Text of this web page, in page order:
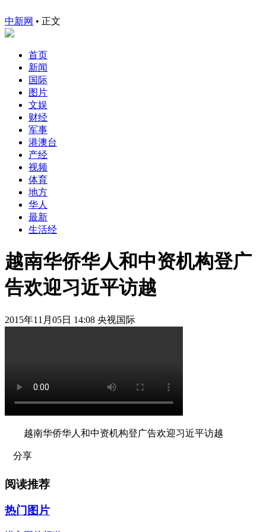
中新网 • 正文
首页
新闻
国际
图片
文娱
财经
军事
港澳台
产经
视频
体育
地方
华人
最新
生活经
越南华侨华人和中资机构登广
告欢迎习近平访越
2015年11月05日 14:08 央视国际
越南华侨华人和中资机构登广告欢迎习近平访越
分享
阅读推荐
热门图片